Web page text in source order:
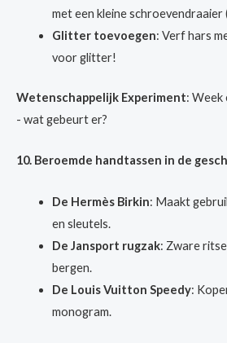
met een kleine schroevendraaier
Glitter toevoegen: Verf hars
voor glitter!
Wetenschappelijk Experiment: Week
- wat gebeurt er?
10. Beroemde handtassen in de
De Hermès Birkin: Maakt
en sleutels.
De Jansport rugzak: Zware
bergen.
De Louis Vuitton Speedy:
monogram.